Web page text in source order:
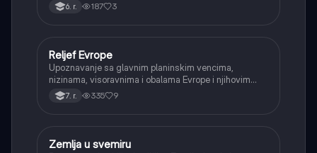
6. r. 187 3
Geografija
Reljef Evrope
Upoznavanje sa glavnim planinskim vencima,
nizinama, visoravnima i obalama Evrope i njihovim
nastankom.
7. r. 335 9
Geografija
Zemlja u svemiru